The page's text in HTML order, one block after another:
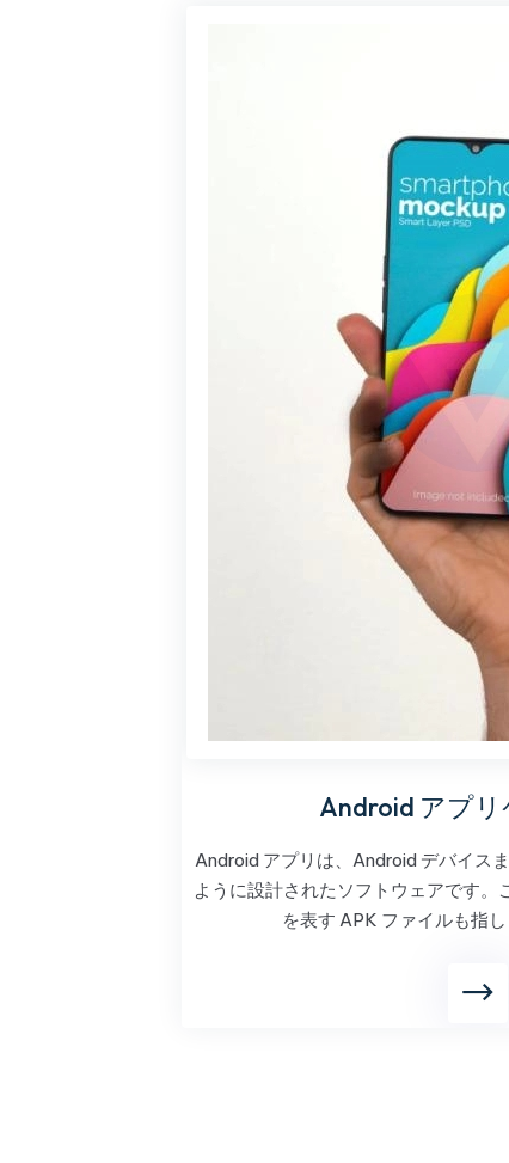
Android アプ
Android アプリは、Android デバイス
ように設計されたソフトウェアです
を表す APK ファイルも指